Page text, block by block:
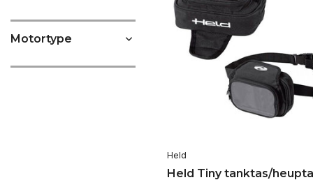
Motortype
Held
Held Tiny tanktas/